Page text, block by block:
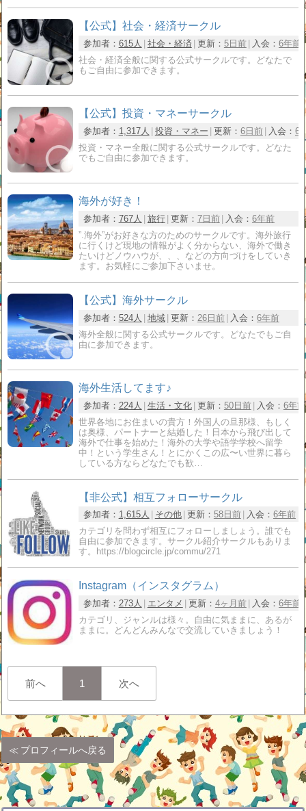
【公式】社会・経済サークル
参加者： 615人 社会・経済 更新： 5日前 入会： 6年前
社会・経済全般に関する公式サークルです。どなたで
もご自由に参加できます。
【公式】投資・マネーサークル
参加者： 1,317人 投資・マネー 更新： 6日前 入会： 6
投資・マネー全般に関する公式サークルです。どなた
でもご自由に参加できます。
海外が好き！
参加者： 767人 旅行 更新： 7日前 入会： 6年前
”.海外”がお好きな方のためのサークルです。海外旅行
に行くけど現地の情報がよく分からない、海外で働き
たいけどノウハウが、、、などの方向づけをしていき
ます。お気軽にご参加下さいませ。
【公式】海外サークル
参加者： 524人 地域 更新： 26日前 入会： 6年前
海外全般に関する公式サークルです。どなたでもご自
由に参加できます。
海外生活してます♪
参加者： 224人 生活・文化 更新： 50日前 入会： 6年前
世界各地にお住まいの貴方！外国人の旦那様、もしく
は奥様、パートナーと結婚した！日本から飛び出して
海外で仕事を始めた！海外の大学や語学学校へ留学
中！という学生さん！とにかくこの広〜い世界に暮ら
している方ならどなたでも歓…
【非公式】相互フォローサークル
参加者： 1,615人 その他 更新： 58日前 入会： 6年前
カテゴリを問わず相互にフォローしましょう。誰でも
自由に参加できます。サークル紹介サークルもありま
す。https://blogcircle.jp/commu/271
Instagram（インスタグラム）
参加者： 273人 エンタメ 更新： 4ヶ月前 入会： 6年前
カテゴリ、ジャンルは様々。自由に気ままに、あるが
ままに。どんどんみんなで交流していきましょう！
前へ 1 次へ
プロフィールへ戻る